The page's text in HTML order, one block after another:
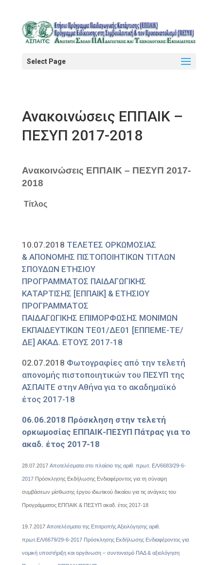
Select Page
Ανακοινώσεις ΕΠΠΑΙΚ –
ΠΕΣΥΠ 2017-2018
Ανακοινώσεις ΕΠΠΑΙΚ – ΠΕΣΥΠ 2017-
2018
Τίτλος
10.07.2018 ΤΕΛΕΤΕΣ ΟΡΚΩΜΟΣΙΑΣ
& ΑΠΟΝΟΜΗΣ ΠΙΣΤΟΠΟΙΗΤΙΚΩΝ ΤΙΤΛΩΝ
ΣΠΟΥΔΩΝ ΕΤΗΣΙΟΥ
ΠΡΟΓΡΑΜΜΑΤΟΣ ΠΑΙΔΑΓΩΓΙΚΗΣ
ΚΑΤΑΡΤΙΣΗΣ [ΕΠΠΑΙΚ] & ΕΤΗΣΙΟΥ
ΠΡΟΓΡΑΜΜΑΤΟΣ
ΠΑΙΔΑΓΩΓΙΚΗΣ ΕΠΙΜΟΡΦΩΣΗΣ ΜΟΝΙΜΩΝ
ΕΚΠΑΙΔΕΥΤΙΚΩΝ ΤΕ01/ΔΕ01 [ΕΠΠΕΜΕ-ΤΕ/
ΔΕ] ΑΚΑΔ. ΕΤΟΥΣ 2017-18
02.07.2018 Φωτογραφίες από την τελετή
απονομής πιστοποιητικών του ΠΕΣΥΠ της
ΑΣΠΑΙΤΕ στην Αθήνα για το ακαδημαϊκό
έτος 2017-18
06.06.2018 Πρόσκληση στην τελετή
ορκωμοσίας ΕΠΠΑΙΚ-ΠΕΣΥΠ Πάτρας για το
ακαδ. έτος 2017-18
28.07.2017 Αποτελέσματα στο πλαίσιο της αριθ. πρωτ. ΕΛ/6683/29-6-
2017Πρόσκλησης Εκδήλωσης Ενδιαφέροντος για τη σύναψη
συμβάσεων μίσθωσης έργου ιδιωτικού δικαίου για τις ανάγκες του
Προγράμματος ΕΠΠΑΙΚ & ΠΕΣΥΠ ακαδ. έτος 2017-18
19.7.2017 Αποτελέσματα της Επιτροπής Αξιολόγησης αριθ.
πρωτ.ΕΛ/6679/29-6-2017 Πρόσκλησης Εκδήλωσης Ενδιαφέροντος για
νομική υποστήριξη και οργάνωση – συντονισμό ΠΑΔ & αξιολόγηση